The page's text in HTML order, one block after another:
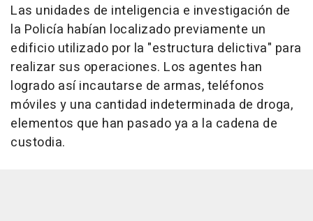
Las unidades de inteligencia e investigación de
la Policía habían localizado previamente un
edificio utilizado por la "estructura delictiva" para
realizar sus operaciones. Los agentes han
logrado así incautarse de armas, teléfonos
móviles y una cantidad indeterminada de droga,
elementos que han pasado ya a la cadena de
custodia.